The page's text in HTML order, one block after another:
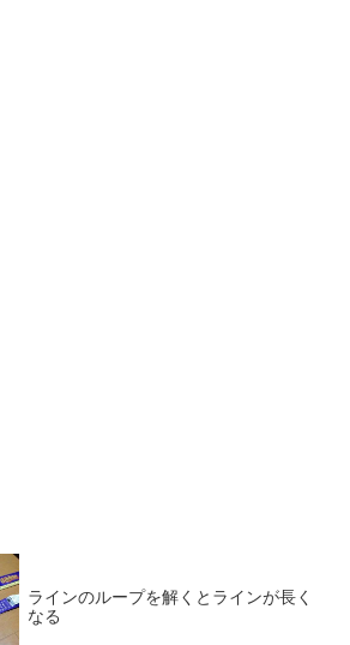
ラインのループを解くとラインが長く
なる